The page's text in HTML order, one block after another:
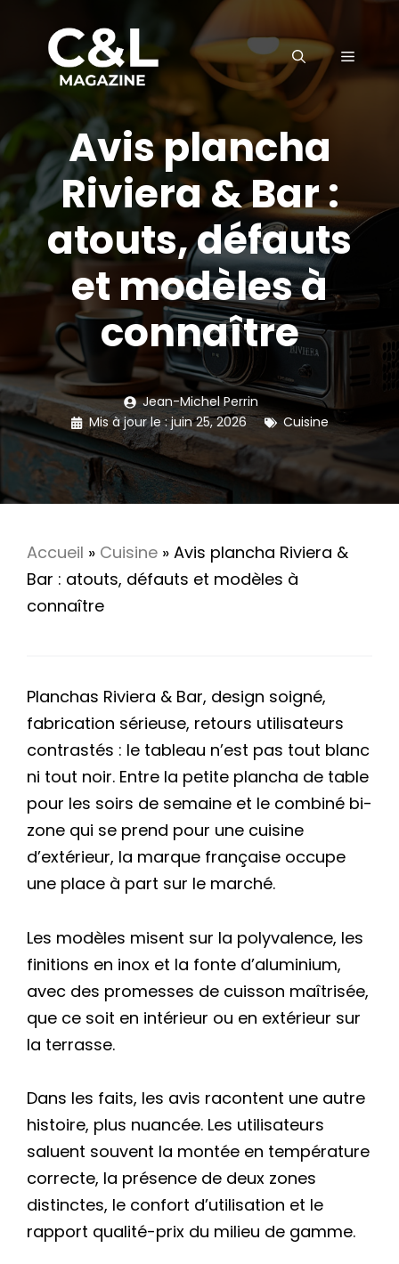
contenu
MENU
Avis plancha
Riviera & Bar :
atouts, défauts
et modèles à
connaître
Jean-Michel Perrin
Mis à jour le :juin 25, 2026 Cuisine
Accueil » Cuisine » Avis plancha Riviera &
Bar : atouts, défauts et modèles à
connaître
Planchas Riviera & Bar, design soigné,
fabrication sérieuse, retours utilisateurs
contrastés : le tableau n’est pas tout blanc
ni tout noir. Entre la petite plancha de table
pour les soirs de semaine et le combiné bi-
zone qui se prend pour une cuisine
d’extérieur, la marque française occupe
une place à part sur le marché.
Les modèles misent sur la polyvalence, les
finitions en inox et la fonte d’aluminium,
avec des promesses de cuisson maîtrisée,
que ce soit en intérieur ou en extérieur sur
la terrasse.
Dans les faits, les avis racontent une autre
histoire, plus nuancée. Les utilisateurs
saluent souvent la montée en température
correcte, la présence de deux zones
distinctes, le confort d’utilisation et le
rapport qualité-prix du milieu de gamme.